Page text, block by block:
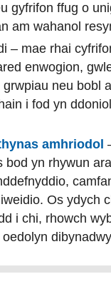
gyfrifon ffug o
am wahanol
– mae rhai
enwogion,
neu bobl
i fod yn
amhriodol
bod yn rhywun
Os ydych
i chi, rhowch